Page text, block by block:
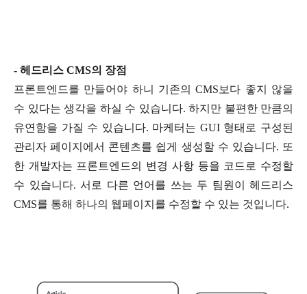
- 헤드리스 CMS의 장점
프론트엔드를 만들어야 하니 기존의 CMS보다 좋지 않을
수 있다는 생각을 하실 수 있습니다. 하지만 불편한 만큼의
유연함을 가질 수 있습니다. 마케터는 GUI 형태로 구성된
관리자 페이지에서 콘텐츠를 쉽게 생성할 수 있습니다. 또
한 개발자는 프론트엔드의 변경 사항 등을 코드로 수정할
수 있습니다. 서로 다른 언어를 쓰는 두 팀원이 헤드리스
CMS를 통해 하나의 웹페이지를 수정할 수 있는 것입니다.